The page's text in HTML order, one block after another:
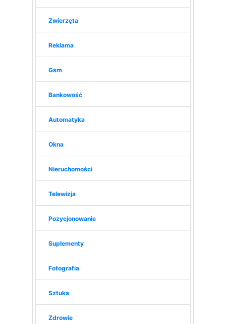
Zwierzęta
Reklama
Gsm
Bankowość
Automatyka
Okna
Nieruchomości
Telewizja
Pozycjonowanie
Suplementy
Fotografia
Sztuka
Zdrowie